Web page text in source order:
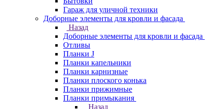
Гараж для уличной техники
Доборные элементы для кровли и фасада
Назад
Доборные элементы для кровли и фасада
Отливы
Планки J
Планки капельники
Планки карнизные
Планки плоского конька
Планки прижимные
Планки примыкания
Назад